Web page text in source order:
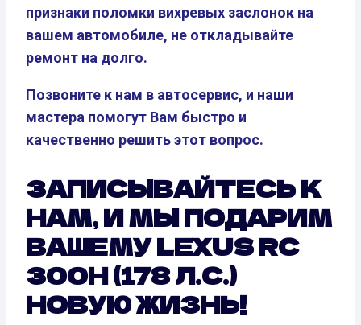
признаки поломки вихревых заслонок на
вашем автомобиле, не откладывайте
ремонт на долго.
Позвоните к нам в автосервис, и наши
мастера помогут Вам быстро и
качественно решить этот вопрос.
ЗАПИСЫВАЙТЕСЬ К
НАМ, И МЫ ПОДАРИМ
ВАШЕМУ LEXUS RC
300H (178 Л.С.)
НОВУЮ ЖИЗНЬ!